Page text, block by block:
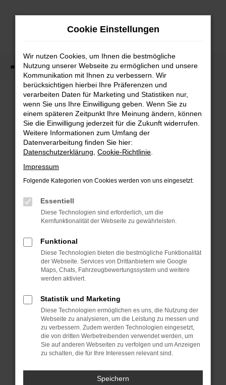
Zum
Startseite Fahrzeugverkauf Fahrzeug-Showroom
FEHLER: NETWORK ERROR
Beim Laden ist ein Fehler aufgetreten.
Hier sind ein paar Tipps, die dir helfen können:
Überprüfe deine Firewall und deine
Internetverbindung.
Laden andere Webseiten, zum Beispiel deine
Prüfe deine Browsererweiterungen.
Manche Erweiterungen, wie Werbeblocker,
verhindern. Funktioniert die Seite in einem
anderen Browser oder in einem privaten
Fenster?
Starte dein Gerät neu.
Probleme zu beheben.
Stelle sicher, dass dein Browser und dein
Betriebssystem auf dem neuesten Stand
sind.
Veraltete Software birgt nicht nur ein
Sicherheitsrisiko, sondern kann auch dazu
führen, dass bestimmte Funktionen nicht mehr
unterstützt werden.
Cookie Einstellungen
Wir nutzen Cookies, um Ihnen die bestmögliche
Nutzung unserer Webseite zu ermöglichen und unsere
Kommunikation mit Ihnen zu verbessern. Wir
berücksichtigen hierbei Ihre Präferenzen und
verarbeiten Daten für Marketing und Statistiken nur,
wenn Sie uns Ihre Einwilligung geben. Wenn Sie zu
einem späteren Zeitpunkt Ihre Meinung ändern, können
Sie die Einwilligung jederzeit für die Zukunft widerrufen.
Weitere Informationen zum Umfang der
Datenverarbeitung finden Sie hier:
Datenschutzerklärung Cookie-Richtlinie
Impressum
Folgende Kategorien von Cookies werden von uns eingesetzt:
Essentiell
Diese Technologien sind erforderlich, um die
Kernfunktionalität der Webseite zu gewährleisten.
Funktional
Diese Technologien bieten die bestmögliche Funktionalität
der Webseite. Services von Drittanbietern wie Google
Maps, Chats, Fahrzeugbewertungssystem und weitere
werden aktiviert.
Statistik und Marketing
Diese Technologien ermöglichen es uns, die Nutzung der
Webseite zu analysieren, um die Leistung zu messen und
zu verbessern. Zudem werden Technologien eingesetzt,
die von dritten Werbetreibenden verwendet werden, um
Sie auf anderen Webseiten zu verfolgen und um Anzeigen
zu schalten, die für Ihre Interessen relevant sind.
Speichern